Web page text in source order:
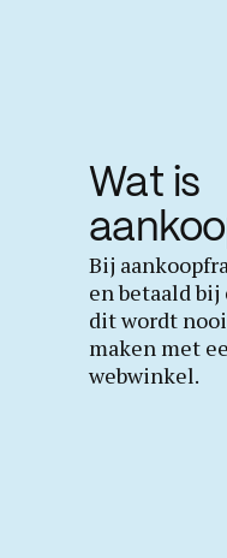
Wat is
Bij
en betaald
dit wordt
maken met
webwinkel.